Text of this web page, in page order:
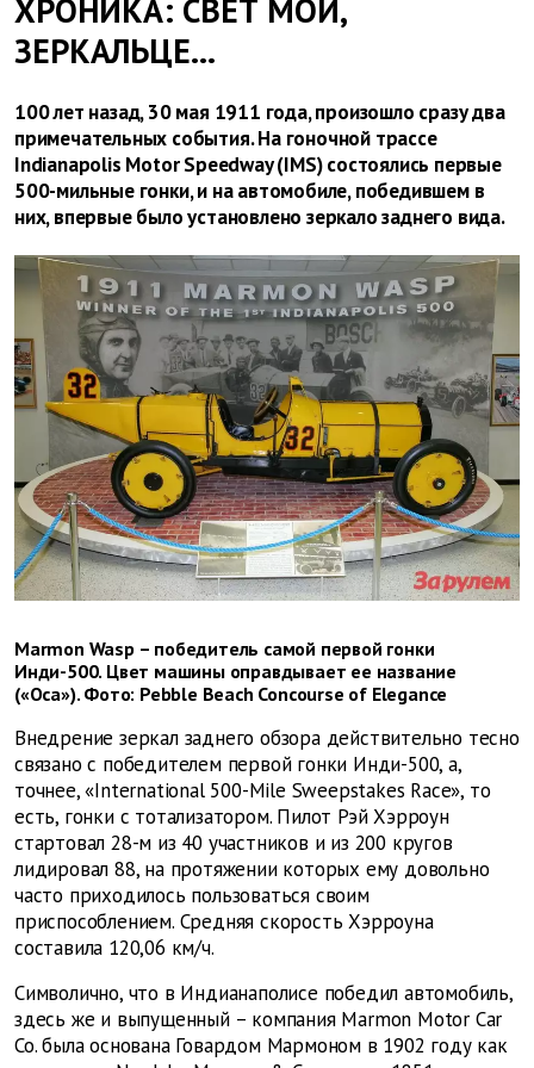
ХРОНИКА: СВЕТ МОЙ,
ЗЕРКАЛЬЦЕ…
100 лет назад, 30 мая 1911 года, произошло сразу два
примечательных события. На гоночной трассе
Indianapolis Motor Speedway (IMS) состоялись первые
500-мильные гонки, и на автомобиле, победившем в
них, впервые было установлено зеркало заднего вида.
Marmon Wasp – победитель самой первой гонки
Инди-500. Цвет машины оправдывает ее название
(«Оса»). Фото: Pebble Beach Concourse of Elegance
Внедрение зеркал заднего обзора действительно тесно
связано с победителем первой гонки Инди-500, а,
точнее, «International 500-Mile Sweepstakes Race», то
есть, гонки с тотализатором. Пилот Рэй Хэрроун
стартовал 28-м из 40 участников и из 200 кругов
лидировал 88, на протяжении которых ему довольно
часто приходилось пользоваться своим
приспособлением. Средняя скорость Хэрроуна
составила 120,06 км/ч.
Символично, что в Индианаполисе победил автомобиль,
здесь же и выпущенный – компания Marmon Motor Car
Co. была основана Говардом Мармоном в 1902 году как